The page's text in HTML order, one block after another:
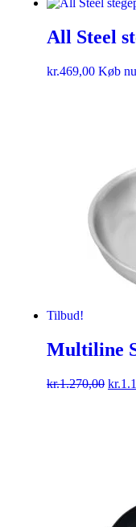
All Steel
kr.469,00 Køb nu
Tilbud!
Multiline
kr.1.270,00 kr.